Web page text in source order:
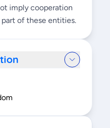
imply cooperation
of these entities.